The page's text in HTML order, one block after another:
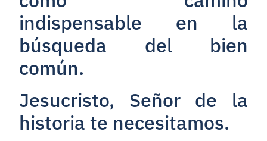
indispensable en la
búsqueda del bien
común.
Jesucristo, Señor de la
historia te necesitamos.